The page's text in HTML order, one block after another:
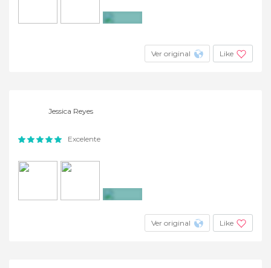
Ver original Like
Jessica Reyes
Excelente
Ver original Like